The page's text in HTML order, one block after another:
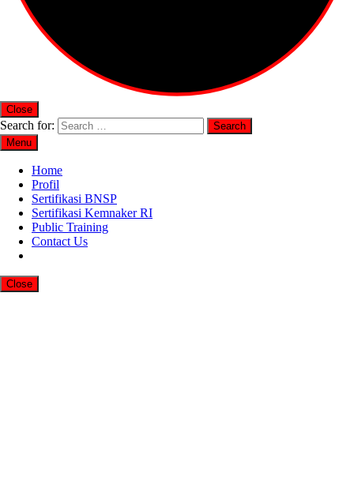
Close
Search for:
Menu
Home
Profil
Sertifikasi BNSP
Sertifikasi Kemnaker RI
Public Training
Contact Us
Close